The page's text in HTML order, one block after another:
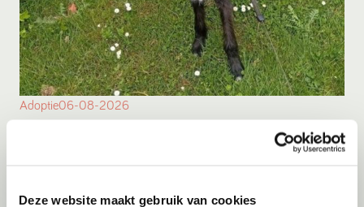
Deze website maakt gebruik van cookies
Adoptie06-08-2026